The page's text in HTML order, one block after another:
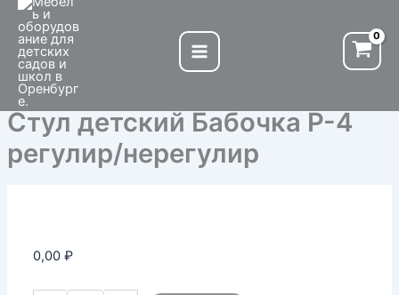
Перейти
содержимому
Стул детский Бабочка Р-4
регулир/нерегулир
0,00₽
Количество
товара
Стул
детский
Бабочка
Р-4
регулир/
нерегулир